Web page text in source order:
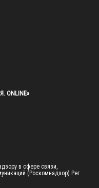
ONLINE»
в сфере связи,
(Роскомнадзор) Рег.